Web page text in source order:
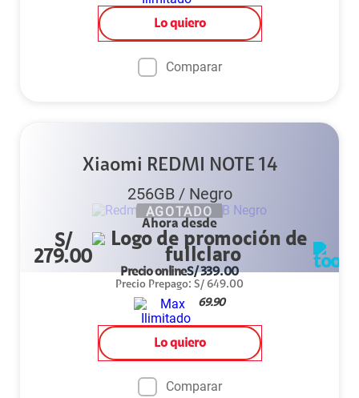
Lo quiero
Comparar
Xiaomi REDMI NOTE 14
256GB/ Negro
AGOTADO
Ahora desde
S/
279.00
Precio onlineS/339.00
Precio Prepago: S/ 649.00
69.90
Lo quiero
Comparar